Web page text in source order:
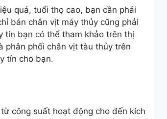
quả, tuổi thọ cao, bạn cần phải
bán chân vịt máy thủy cũng phải
tín bạn có thể tham khảo trên thị
phân phối chân vịt tàu thủy trên
tín cho bạn.
công suất hoạt động cho đến kích